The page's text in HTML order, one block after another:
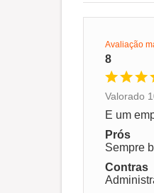
Avaliação
8
Valorado
E um
Prós
Sempre
Contras